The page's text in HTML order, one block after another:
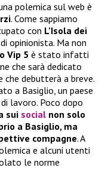
polemica sul web è
. Come sappiamo
con L’Isola dei
opinionista. Ma non
Vip 5 è stato infatti
che sarà dedicato
che debutterà a breve.
a Basiglio, un paese
lavoro. Poco dopo
sui social non solo
a Basiglio, ma
compagne. A
e alcuni utenti
le norme